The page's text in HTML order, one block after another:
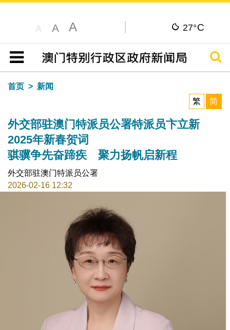
A A A 27°C
目录
搜寻
首页
新闻
繁
简
外交部驻澳门特派员公署特派员卞立新
2025年新春贺词
骐骥争先奋蹄疾 聚力扬帆启新程
外交部驻澳门特派员公署
2026-02-16 12:32